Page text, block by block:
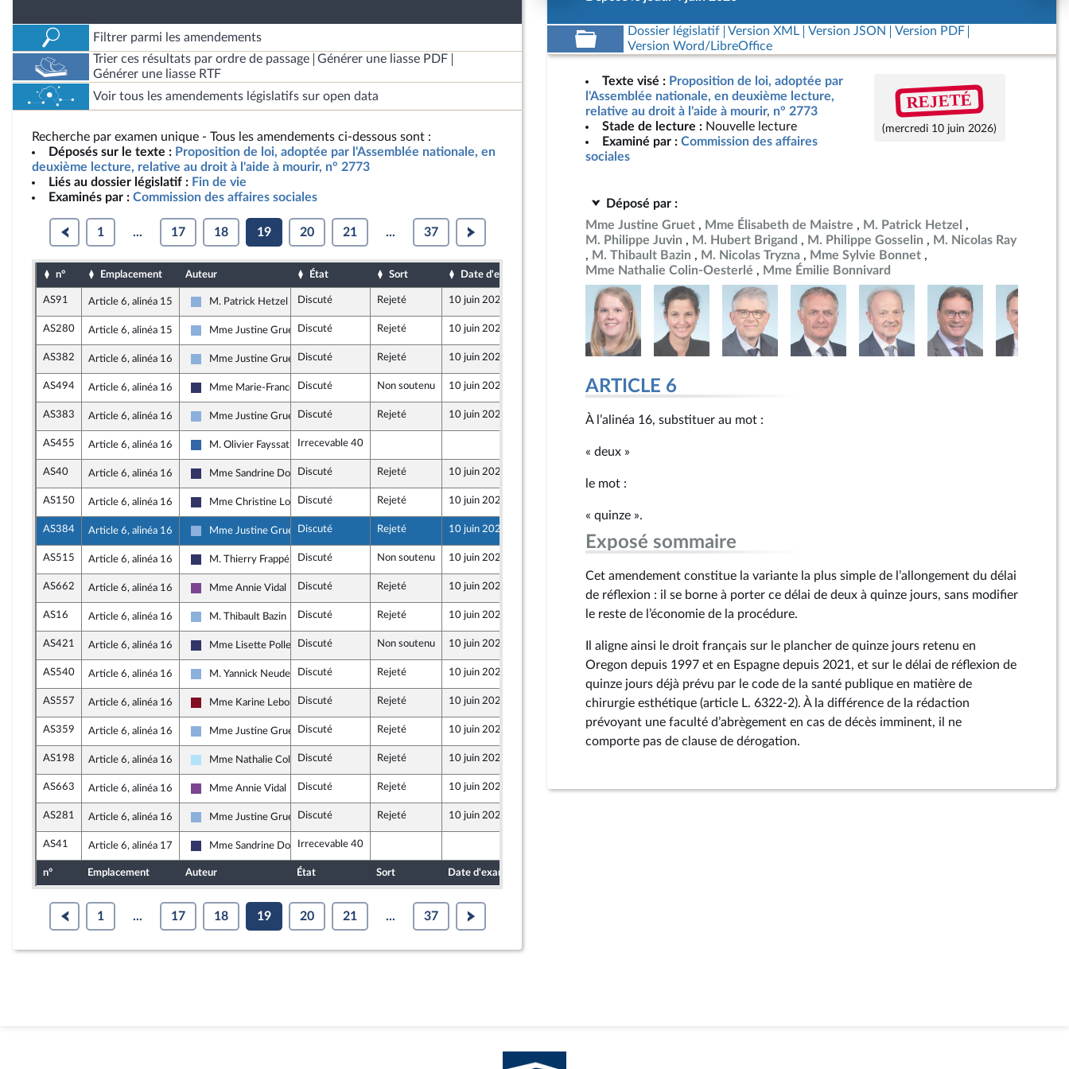
Filtrer parmi les amendements
Trier ces résultats par ordre de passage
Générer une liasse PDF
Générer une liasse RTF
Voir tous les amendements législatifs sur open data
Recherche par examen unique - Tous les amendements ci-dessous sont :
Déposés sur le texte : Proposition de loi, adoptée par l'Assemblée nationale, en
deuxième lecture, relative au droit à l'aide à mourir, n° 2773
Liés au dossier législatif : Fin de vie
Examinés par : Commission des affaires sociales
1 ... 17 18 19 20 21 ... 37
n° Emplacement Auteur État Sort Date d'examen Date de dépôt
AS91 Article 6, alinéa 15
Droite Républicaine
M. Patrick Hetzel Discuté Rejeté 10 juin 2026 3 juin 2026
AS280 Article 6, alinéa 15
Droite Républicaine
Mme Justine Gruet Discuté Rejeté 10 juin 2026 4 juin 2026
AS382 Article 6, alinéa 16
Droite Républicaine
Mme Justine Gruet Discuté Rejeté 10 juin 2026 4 juin 2026
AS494 Article 6, alinéa 16
Rassemblement National
Mme Marie-France Lorho
Discuté Non soutenu 10 juin 2026 4 juin 2026
AS383 Article 6, alinéa 16
Droite Républicaine
Mme Justine Gruet Discuté Rejeté 10 juin 2026 4 juin 2026
AS455 Article 6, alinéa 16
Union des droites pour la République
M. Olivier Fayssat Irrecevable 40
AS40 Article 6, alinéa 16
Rassemblement National
Mme Sandrine Dogor-Such
Discuté Rejeté 10 juin 2026
AS150 Article 6, alinéa 16
Rassemblement National
Mme Christine Loir Discuté Rejeté 10 juin 2026
AS384 Article 6, alinéa 16
Droite Républicaine
Mme Justine Gruet Discuté Rejeté 10 juin 2026
AS515 Article 6, alinéa 16
Rassemblement National
M. Thierry Frappé Discuté Non soutenu 10 juin 2026
AS662 Article 6, alinéa 16
Ensemble pour la République
Mme Annie Vidal Discuté Rejeté 10 juin 2026
AS16 Article 6, alinéa 16
Droite Républicaine
M. Thibault Bazin Discuté Rejeté 10 juin 2026 3 juin 2026
AS421 Article 6, alinéa 16
Rassemblement National
Mme Lisette Pollet Discuté Non soutenu 10 juin 2026 4 juin 2026
AS540 Article 6, alinéa 16
Droite Républicaine
M. Yannick Neuder Discuté Rejeté 10 juin 2026 4 juin 2026
AS557 Article 6, alinéa 16
Gauche Démocrate et Républicaine
Mme Karine Lebon Discuté Rejeté 10 juin 2026 4 juin 2026
AS359 Article 6, alinéa 16
Droite Républicaine
Mme Justine Gruet Discuté Rejeté 10 juin 2026 4 juin 2026
AS198 Article 6, alinéa 16
Horizons & Indépendants
Mme Nathalie Colin-Oesterlé
Discuté Rejeté 10 juin 2026
AS663 Article 6, alinéa 16
Ensemble pour la République
Mme Annie Vidal Discuté Rejeté 10 juin 2026
AS281 Article 6, alinéa 16
Droite Républicaine
Mme Justine Gruet Discuté Rejeté 10 juin 2026
AS41 Article 6, alinéa 17
Rassemblement National
Mme Sandrine Dogor-SuchIrrecevable 40
n° Emplacement Auteur État Sort Date d'examen
1 ... 17 18 19 20 21 ... 37
Dossier législatif Version XML Version JSON
Version PDF
Version Word/LibreOffice
Texte visé : Proposition de loi, adoptée par
l'Assemblée nationale, en deuxième lecture,
relative au droit à l'aide à mourir, n° 2773
Stade de lecture : Nouvelle lecture
Examiné par : Commission des affaires
sociales
REJETÉ
(mercredi 10 juin 2026)
Déposé par :
Mme Justine Gruet
Mme Élisabeth de Maistre
M. Patrick Hetzel
M. Philippe Juvin
M. Hubert Brigand M. Philippe Gosselin
M. Nicolas Ray
M. Thibault Bazin
M. Nicolas Tryzna
Mme Sylvie Bonnet
Mme Nathalie Colin-Oesterlé
Mme Émilie Bonnivard
ARTICLE 6
À l’alinéa 16, substituer au mot :
« deux »
le mot :
« quinze ».
Exposé sommaire
Cet amendement constitue la variante la plus simple de l’allongement du délai
de réflexion : il se borne à porter ce délai de deux à quinze jours, sans modifier
le reste de l’économie de la procédure.
Il aligne ainsi le droit français sur le plancher de quinze jours retenu en
Oregon depuis 1997 et en Espagne depuis 2021, et sur le délai de réflexion de
quinze jours déjà prévu par le code de la santé publique en matière de
chirurgie esthétique (article L. 6322‑2). À la différence de la rédaction
prévoyant une faculté d’abrègement en cas de décès imminent, il ne
comporte pas de clause de dérogation.